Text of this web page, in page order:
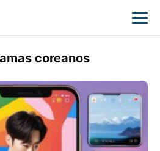
coreanos